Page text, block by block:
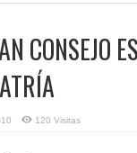
CONSEJO
120 Visitas